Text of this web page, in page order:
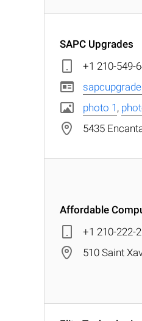
SAPC Upgrades
+1 210-549-
photo 1 ,
5435
Affordable
+1 210-222-
510 Saint